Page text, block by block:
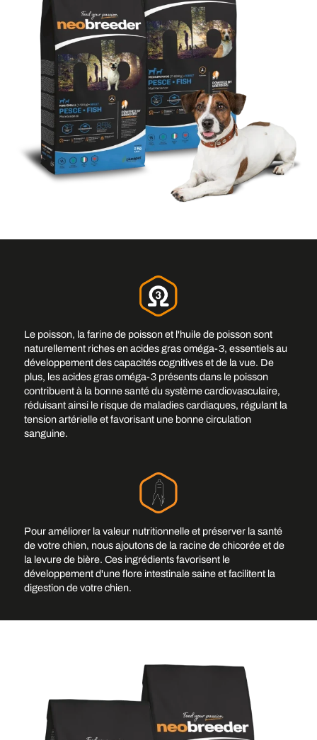
Ajouter une image d'arrière-
Le poisson, la farine de poisson et l'huile de poisson sont
naturellement riches en acides gras oméga-3, essentiels au
développement des capacités cognitives et de la vue. De
plus, les acides gras oméga-3 présents dans le poisson
contribuent à la bonne santé du système cardiovasculaire,
réduisant ainsi le risque de maladies cardiaques, régulant la
tension artérielle et favorisant une bonne circulation
sanguine.
Pour améliorer la valeur nutritionnelle et préserver la santé
de votre chien, nous ajoutons de la racine de chicorée et de
la levure de bière. Ces ingrédients favorisent le
développement d'une flore intestinale saine et facilitent la
digestion de votre chien.